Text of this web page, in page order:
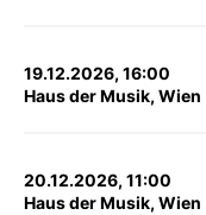
19.12.2026, 16:00
Haus der Musik, Wien
20.12.2026, 11:00
Haus der Musik, Wien